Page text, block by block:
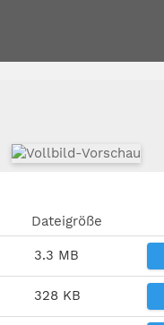
Dateigröße
3.3 MB
328 KB